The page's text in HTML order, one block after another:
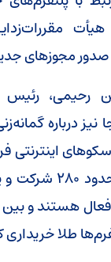
هیأت
مجوزهای
رحیمی،
نیز درباره
اینترنتی
کرده بود که
طلا خریداری